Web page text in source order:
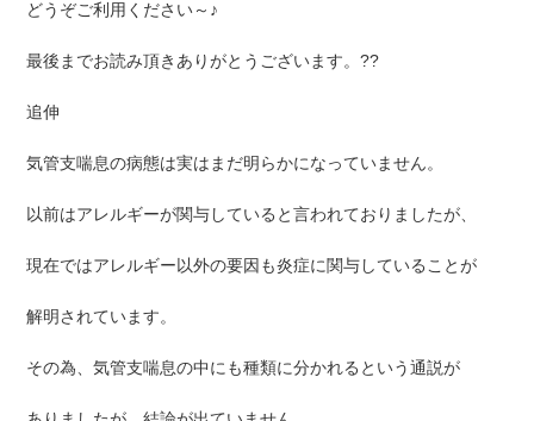
どうぞご利用ください～♪
最後までお読み頂きありがとうございます。??
追伸
気管支喘息の病態は実はまだ明らかになっていません。
以前はアレルギーが関与していると言われておりましたが、
現在ではアレルギー以外の要因も炎症に関与していることが
解明されています。
その為、気管支喘息の中にも種類に分かれるという通説が